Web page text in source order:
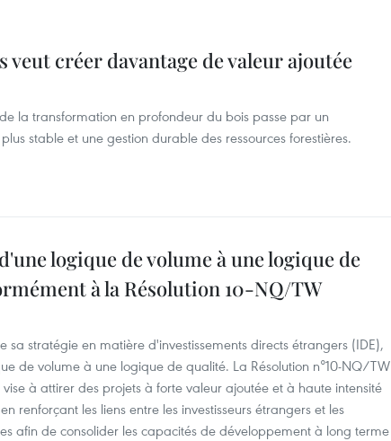
veut créer davantage de valeur ajoutée
la transformation en profondeur du bois passe par un
stable et une gestion durable des ressources forestières.
logique de volume à une logique de
à la Résolution 10-NQ/TW
sa stratégie en matière d'investissements directs étrangers (IDE),
de volume à une logique de qualité. La Résolution n°10-NQ/TW
à attirer des projets à forte valeur ajoutée et à haute intensité
renforçant les liens entre les investisseurs étrangers et les
afin de consolider les capacités de développement à long terme